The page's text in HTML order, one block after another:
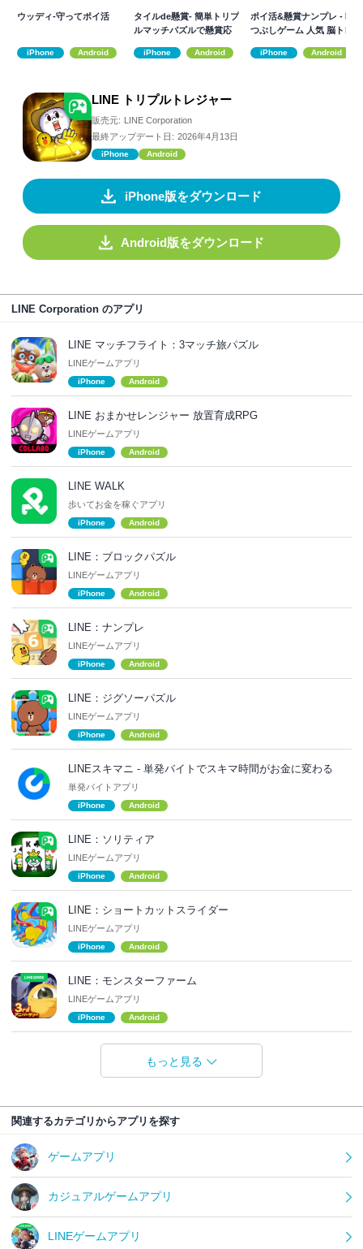
ウッディ-守ってポイ活
iPhone Android
タイルde懸賞- 簡単トリプ
ルマッチパズルで懸賞応
iPhone Android
ポイ活&懸賞ナンプレ - 暇
つぶしゲーム 人気 脳トレ
iPhone Android
LINE トリプルトレジャー
販売元: LINE Corporation
最終アップデート日: 2026年4月13日
iPhone Android
iPhone版をダウンロード
Android版をダウンロード
LINE Corporation のアプリ
LINE マッチフライト：3マッチ旅パズル
LINEゲームアプリ
iPhone Android
LINE おまかせレンジャー 放置育成RPG
LINEゲームアプリ
iPhone Android
LINE WALK
歩いてお金を稼ぐアプリ
iPhone Android
LINE：ブロックパズル
LINEゲームアプリ
iPhone Android
LINE：ナンプレ
LINEゲームアプリ
iPhone Android
LINE：ジグソーパズル
LINEゲームアプリ
iPhone Android
LINEスキマニ - 単発バイトでスキマ時間がお金に変わる
単発バイトアプリ
iPhone Android
LINE：ソリティア
LINEゲームアプリ
iPhone Android
LINE：ショートカットスライダー
LINEゲームアプリ
iPhone Android
LINE：モンスターファーム
LINEゲームアプリ
iPhone Android
もっと見る
関連するカテゴリからアプリを探す
ゲームアプリ
カジュアルゲームアプリ
LINEゲームアプリ